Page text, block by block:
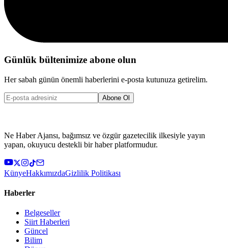
Günlük bültenimize abone olun
Her sabah günün önemli haberlerini e-posta kutunuza getirelim.
Abone Ol
Ne Haber Ajansı, bağımsız ve özgür gazetecilik ilkesiyle yayın
yapan, okuyucu destekli bir haber platformudur.
KünyeHakkımızdaGizlilik Politikası
Haberler
Belgeseller
Siirt Haberleri
Güncel
Bilim